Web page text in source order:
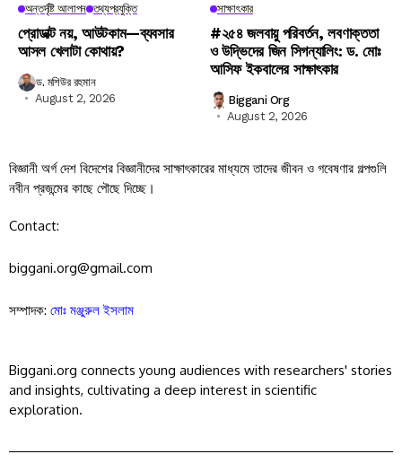
অন্তর্দৃষ্টি আলাপন তথ্যপ্রযুক্তি
প্রোডাক্ট নয়, আউটকাম—ব্যবসার
আসল খেলাটা কোথায়?
ড. মশিউর রহমান
August 2, 2026
সাক্ষাৎকার
#২৫৪ জলবায়ু পরিবর্তন, লবণাক্ততা
ও উদ্ভিদের জিন সিগন্যালিং: ড. মোঃ
আসিফ ইকবালের সাক্ষাৎকার
Biggani Org
August 2, 2026
বিজ্ঞানী অর্গ দেশ বিদেশের বিজ্ঞানীদের সাক্ষাৎকারের মাধ্যমে তাদের জীবন ও গবেষণার গল্পগুলি
নবীন প্রজন্মের কাছে পৌছে দিচ্ছে।
Contact:
biggani.org@gmail.com
সম্পাদক: মোঃ মঞ্জুরুল ইসলাম
Biggani.org connects young audiences with researchers' stories
and insights, cultivating a deep interest in scientific
exploration.